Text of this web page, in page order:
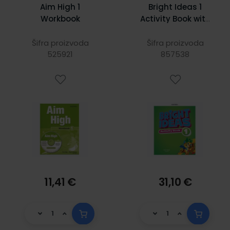
Aim High 1
Workbook
Šifra proizvoda
525921
11,41 €
Bright Ideas 1
Activity Book with
Šifra proizvoda
857538
31,10 €